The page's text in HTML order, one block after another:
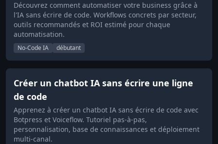
Découvrez comment automatiser votre business grâce à
l'IA sans écrire de code. Workflows concrets par secteur,
outils recommandés et ROI estimé pour chaque
automatisation.
No-Code IA débutant
Créer un chatbot IA sans écrire une ligne
de code
Apprenez à créer un chatbot IA sans écrire de code avec
Botpress et Voiceflow. Tutoriel pas-à-pas,
personnalisation, base de connaissances et déploiement
multi-canal.